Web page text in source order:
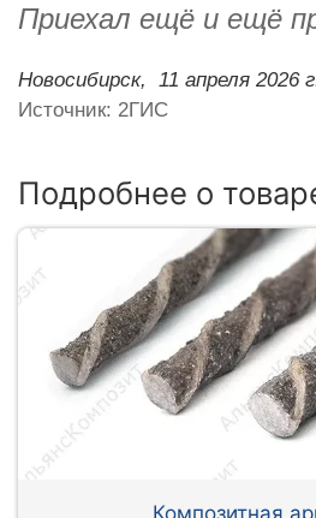
Приехал ещё и ещё
Новосибирск,
11 апреля 2026
Источник: 2ГИС
Подробнее о
Композитная